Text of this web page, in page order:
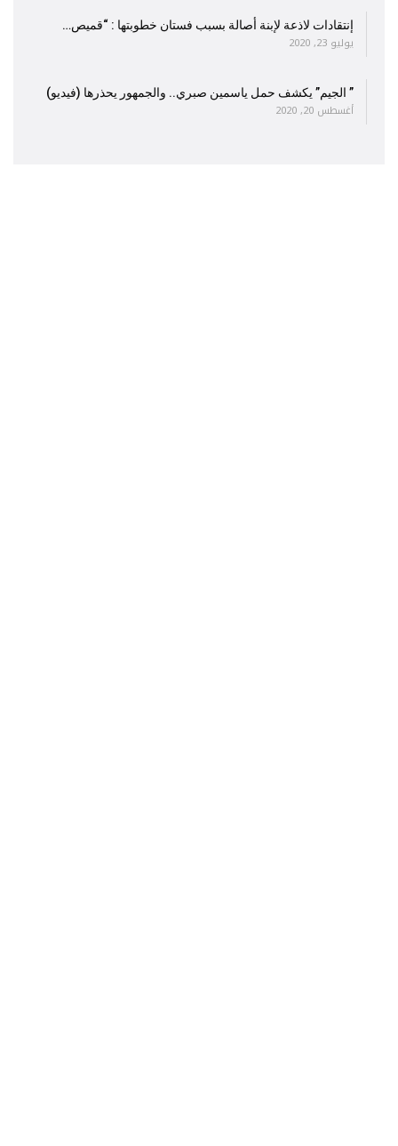
إنتقادات لاذعة لإبنة أصالة بسبب فستان خطوبتها : “قميص…
يوليو 23, 2020
” الجيم” يكشف حمل ياسمين صبري.. والجمهور يحذرها (فيديو)
أغسطس 20, 2020